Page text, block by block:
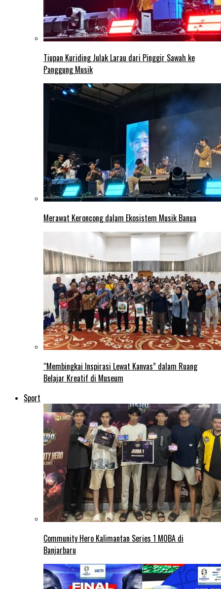
Tiupan Kuriding Julak Larau dari Pinggir Sawah ke
Panggung Musik
Merawat Keroncong dalam Ekosistem Musik Banua
“Membingkai Inspirasi Lewat Kanvas” dalam Ruang
Belajar Kreatif di Museum
Sport
Community Hero Kalimantan Series 1 MOBA di
Banjarbaru